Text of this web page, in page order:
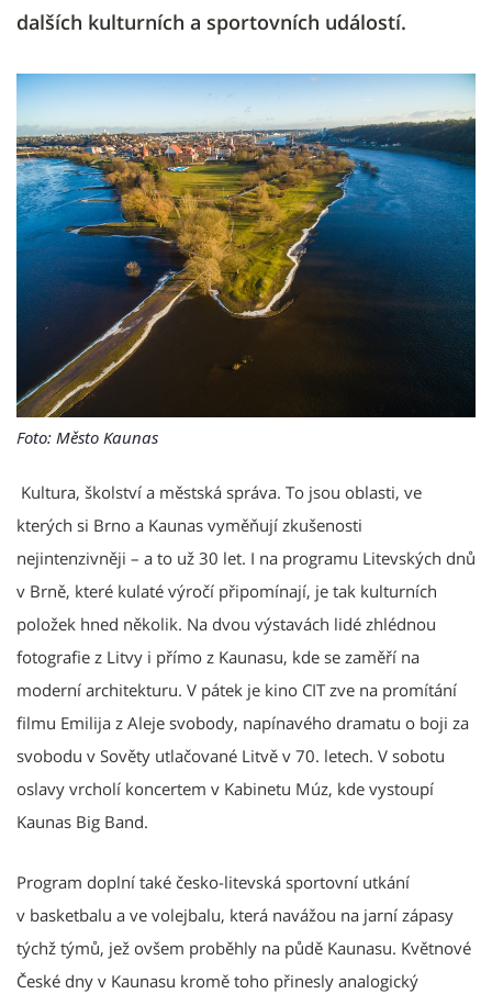
dalších kulturních a sportovních událostí.
Foto: Město Kaunas
Kultura, školství a městská správa. To jsou oblasti, ve
kterých si Brno a Kaunas vyměňují zkušenosti
nejintenzivněji – a to už 30 let. I na programu Litevských dnů
v Brně, které kulaté výročí připomínají, je tak kulturních
položek hned několik. Na dvou výstavách lidé zhlédnou
fotografie z Litvy i přímo z Kaunasu, kde se zaměří na
moderní architekturu. V pátek je kino CIT zve na promítání
filmu Emilija z Aleje svobody, napínavého dramatu o boji za
svobodu v Sověty utlačované Litvě v 70. letech. V sobotu
oslavy vrcholí koncertem v Kabinetu Múz, kde vystoupí
Kaunas Big Band.
Program doplní také česko-litevská sportovní utkání
v basketbalu a ve volejbalu, která navážou na jarní zápasy
týchž týmů, jež ovšem proběhly na půdě Kaunasu. Květnové
České dny v Kaunasu kromě toho přinesly analogický